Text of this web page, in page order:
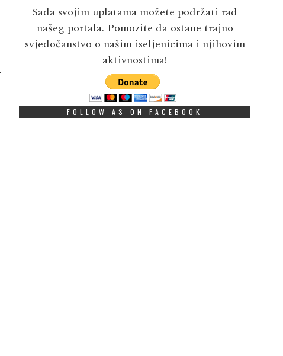
Sada svojim uplatama možete podržati rad
našeg portala. Pomozite da ostane trajno
svjedočanstvo o našim iseljenicima i njihovim
aktivnostima!
FOLLOW AS ON FACEBOOK